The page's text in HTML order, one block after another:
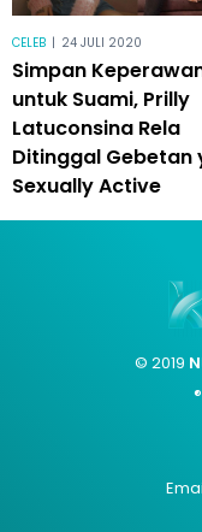
CELEB | 24 JULI 2020
Simpan
untuk Suami, Prilly
Latuconsina Rela
Ditinggal Gebetan
Sexually Active
© 2019